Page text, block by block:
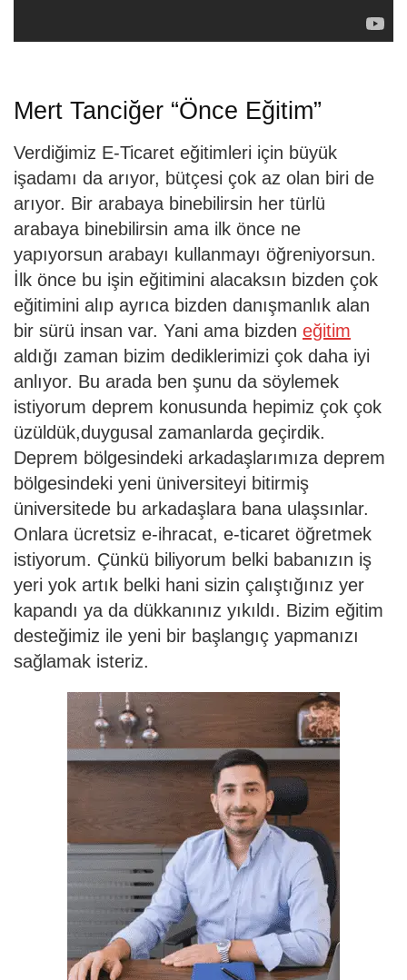
Mert Tanciğer “Önce Eğitim”
Verdiğimiz E-Ticaret eğitimleri için büyük
işadamı da arıyor, bütçesi çok az olan biri de
arıyor. Bir arabaya binebilirsin her türlü
arabaya binebilirsin ama ilk önce ne
yapıyorsun arabayı kullanmayı öğreniyorsun.
İlk önce bu işin eğitimini alacaksın bizden çok
eğitimini alıp ayrıca bizden danışmanlık alan
bir sürü insan var. Yani ama bizden eğitim
aldığı zaman bizim dediklerimizi çok daha iyi
anlıyor. Bu arada ben şunu da söylemek
istiyorum deprem konusunda hepimiz çok çok
üzüldük,duygusal zamanlarda geçirdik.
Deprem bölgesindeki arkadaşlarımıza deprem
bölgesindeki yeni üniversiteyi bitirmiş
üniversitede bu arkadaşlara bana ulaşsınlar.
Onlara ücretsiz e-ihracat, e-ticaret öğretmek
istiyorum. Çünkü biliyorum belki babanızın iş
yeri yok artık belki hani sizin çalıştığınız yer
kapandı ya da dükkanınız yıkıldı. Bizim eğitim
desteğimiz ile yeni bir başlangıç yapmanızı
sağlamak isteriz.